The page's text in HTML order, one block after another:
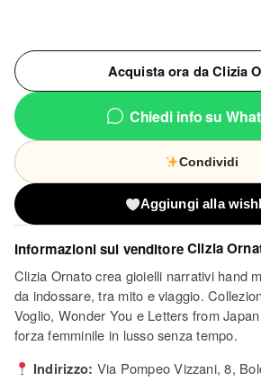
Acquista ora da Clizia
Chiedi info su
Condividi
Aggiungi alla
Informazioni sul venditoreClizia
Clizia Ornato crea gioielli narrativi hand
da indossare, tra mito e viaggio.
Voglio, Wonder You e Letters from
forza femminile in lusso senza tempo.
Indirizzo: Via Pompeo Vizzani, 8,